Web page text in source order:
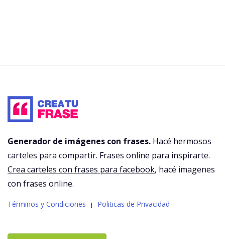
Generador de imágenes con frases. Hacé hermosos
carteles para compartir. Frases online para inspirarte.
Crea carteles con frases para facebook, hacé imagenes
con frases online.
Términos y Condiciones | Politicas de Privacidad